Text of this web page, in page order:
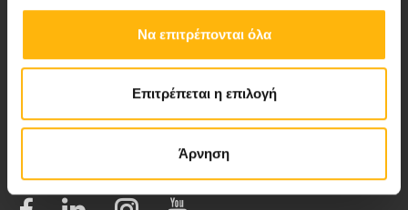
Να επιτρέπονται όλα
Επιτρέπεται η επιλογή
Άρνηση
My Life Magazine
Medical Directory